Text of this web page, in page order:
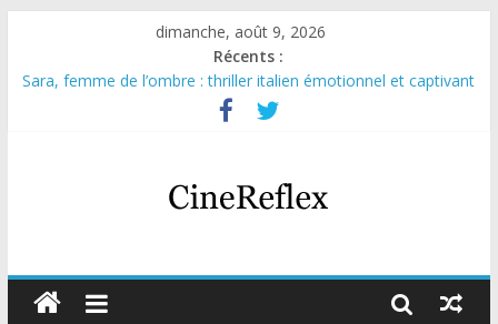
dimanche, août 9, 2026
Récents :
Sara, femme de l’ombre : thriller italien émotionnel et captivant
Journal d’une fille larguée : nouvelle série suédoise sur Netflix
Aema : mini-série sur le tournage d’un film érotique devenu
Glass Heart : excellente série musicale avec Takeru Satō
Olympo, saison 1 : nouvelle série qui séduira les fans de